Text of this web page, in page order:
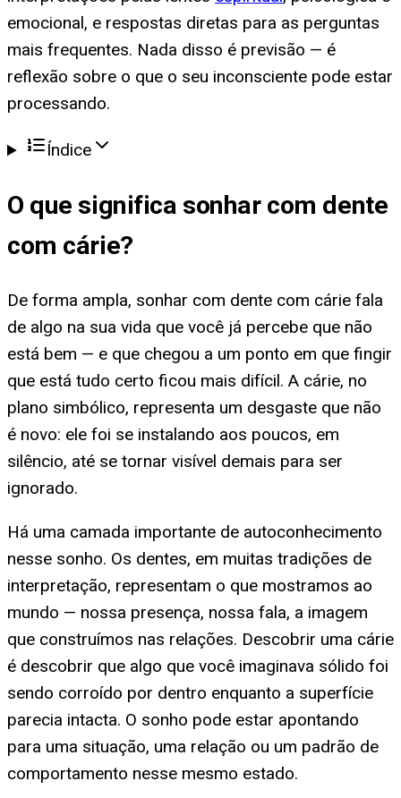
emocional, e respostas diretas para as perguntas
mais frequentes. Nada disso é previsão — é
reflexão sobre o que o seu inconsciente pode estar
processando.
Índice
O que significa sonhar com dente
com cárie?
De forma ampla, sonhar com dente com cárie fala
de algo na sua vida que você já percebe que não
está bem — e que chegou a um ponto em que fingir
que está tudo certo ficou mais difícil. A cárie, no
plano simbólico, representa um desgaste que não
é novo: ele foi se instalando aos poucos, em
silêncio, até se tornar visível demais para ser
ignorado.
Há uma camada importante de autoconhecimento
nesse sonho. Os dentes, em muitas tradições de
interpretação, representam o que mostramos ao
mundo — nossa presença, nossa fala, a imagem
que construímos nas relações. Descobrir uma cárie
é descobrir que algo que você imaginava sólido foi
sendo corroído por dentro enquanto a superfície
parecia intacta. O sonho pode estar apontando
para uma situação, uma relação ou um padrão de
comportamento nesse mesmo estado.